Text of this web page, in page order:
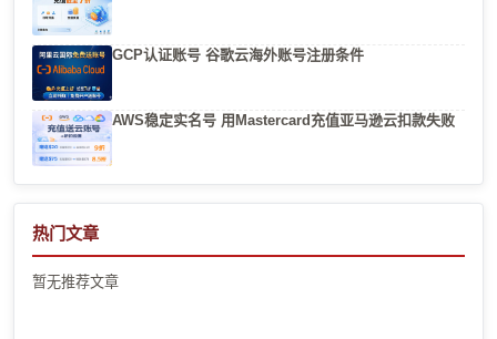
GCP认证账号 谷歌云海外账号注册条件
AWS稳定实名号 用Mastercard充值亚马逊云扣款失败
热门文章
暂无推荐文章